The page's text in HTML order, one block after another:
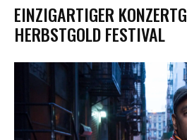
EINZIGARTIGER
HERBSTGOLD FESTIVAL